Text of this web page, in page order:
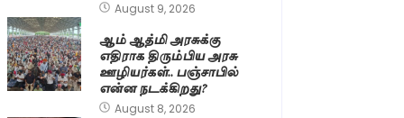
August 9, 2026
ஆம் ஆத்மி அரசுக்கு
எதிராக திரும்பிய அரசு
ஊழியர்கள்.. பஞ்சாபில்
என்ன நடக்கிறது?
August 8, 2026